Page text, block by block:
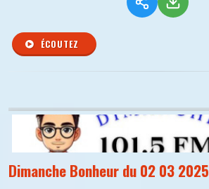
ÉCOUTEZ
Dimanche Bonheur du 02 03 2025